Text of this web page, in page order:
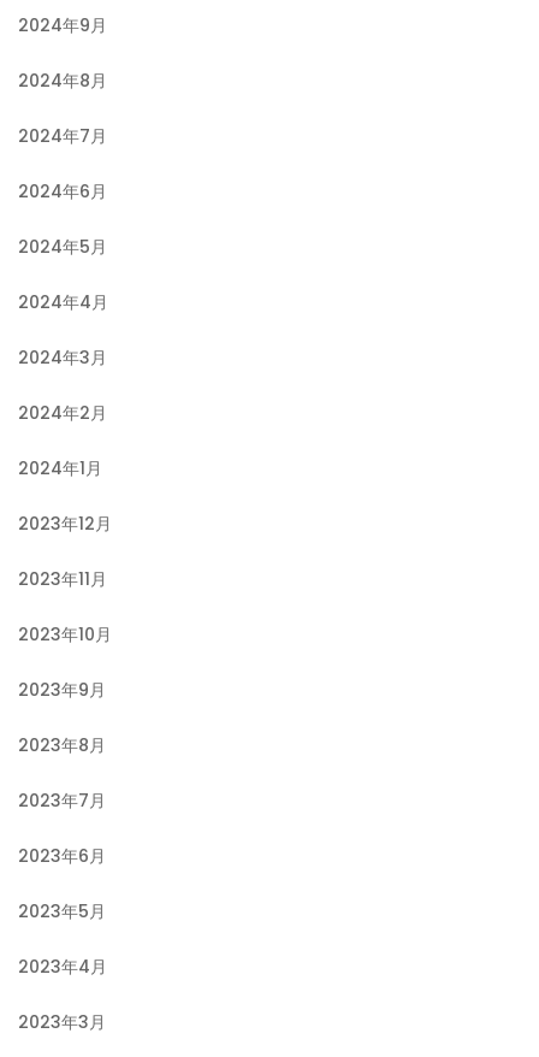
2024年9月
2024年8月
2024年7月
2024年6月
2024年5月
2024年4月
2024年3月
2024年2月
2024年1月
2023年12月
2023年11月
2023年10月
2023年9月
2023年8月
2023年7月
2023年6月
2023年5月
2023年4月
2023年3月